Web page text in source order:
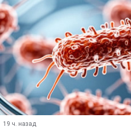
19 ч. назад